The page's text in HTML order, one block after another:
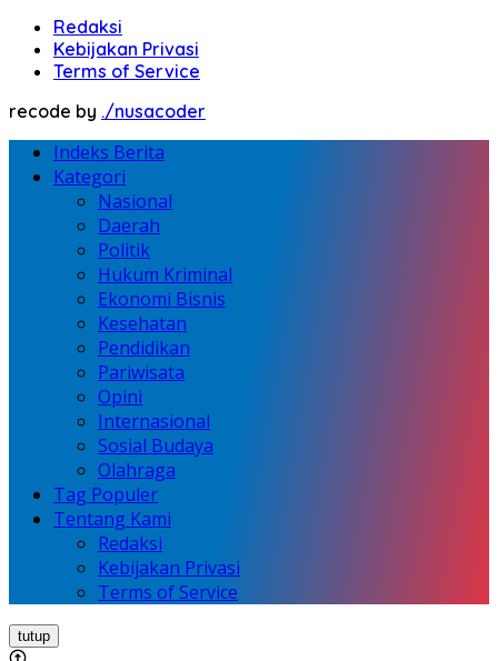
Redaksi
Kebijakan Privasi
Terms of Service
recode by ./nusacoder
Indeks Berita
Kategori
Nasional
Daerah
Politik
Hukum Kriminal
Ekonomi Bisnis
Kesehatan
Pendidikan
Pariwisata
Opini
Internasional
Sosial Budaya
Olahraga
Tag Populer
Tentang Kami
Redaksi
Kebijakan Privasi
Terms of Service
tutup